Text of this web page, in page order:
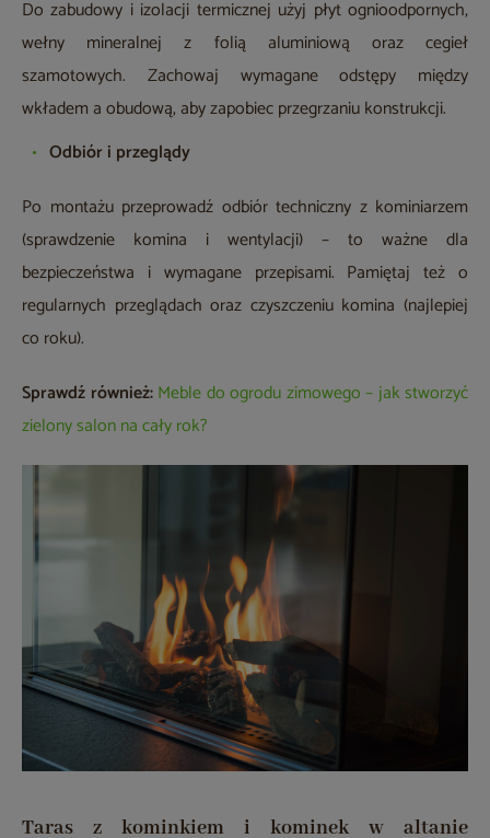
Do zabudowy i izolacji termicznej użyj płyt ognioodpornych,
wełny mineralnej z folią aluminiową oraz cegieł
szamotowych. Zachowaj wymagane odstępy między
wkładem a obudową, aby zapobiec przegrzaniu konstrukcji.
Odbiór i przeglądy
Po montażu przeprowadź odbiór techniczny z kominiarzem
(sprawdzenie komina i wentylacji) – to ważne dla
bezpieczeństwa i wymagane przepisami. Pamiętaj też o
regularnych przeglądach oraz czyszczeniu komina (najlepiej
co roku).
Sprawdź również:Meble do ogrodu zimowego – jak stworzyć
zielony salon na cały rok?
Taras z kominkiem i kominek w altanie